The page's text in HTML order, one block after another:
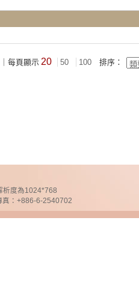
｜每頁顯示 20 50 100 排序：
度為1024*768
：+886-6-2540702